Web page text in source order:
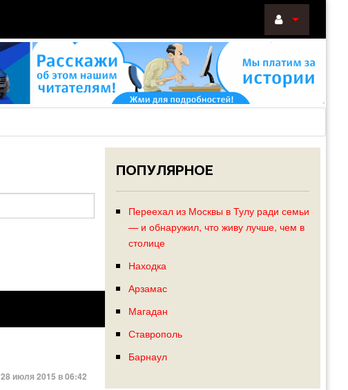
Войти
28 июля 2015 в 06:42
ПОПУЛЯРНОЕ
Переехал из Москвы в Тулу ради семьи
— и обнаружил, что живу лучше, чем в
столице
Находка
Арзамас
Магадан
Ставрополь
Барнаул